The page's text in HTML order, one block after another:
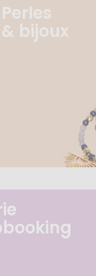
Perles
& bijoux